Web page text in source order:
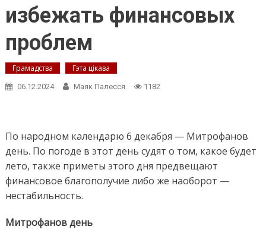
избежать финансовых
проблем
Грамадства Гэта цікава
06.12.2024 Маяк Палесся 1182
По народном календарю 6 декабря — Митрофанов
день. По погоде в этот день судят о том, какое будет
лето, также приметы этого дня предвещают
финансовое благополучие либо же наоборот —
нестабильность.
Митрофанов день